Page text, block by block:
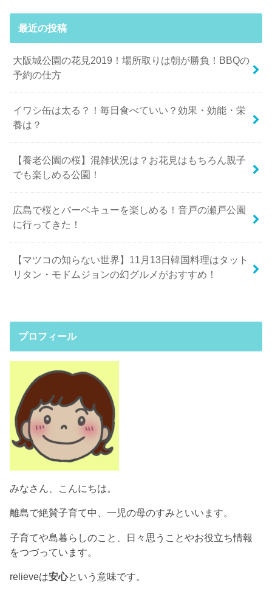
最近の投稿
大阪城公園の花見2019！場所取りは朝が勝負！BBQの
予約の仕方
イワシ缶は太る？！毎日食べていい？効果・効能・栄
養は？
【養老公園の桜】混雑状況は？お花見はもちろん親子
でも楽しめる公園！
広島で桜とバーベキューを楽しめる！音戸の瀬戸公園
に行ってきた！
【マツコの知らない世界】11月13日韓国料理はタット
リタン・モドムジョンの幻グルメがおすすめ！
プロフィール
みなさん、こんにちは。
離島で絶賛子育て中、一児の母のすみといいます。
子育てや島暮らしのこと、日々思うことやお役立ち情報
をつづっています。
relieveは安心という意味です。